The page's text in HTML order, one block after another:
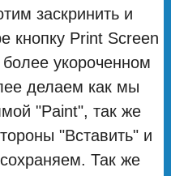
заскринить и
кнопку Print Screen
укороченном
делаем как мы
"Paint", так же
"Вставить" и
Так же